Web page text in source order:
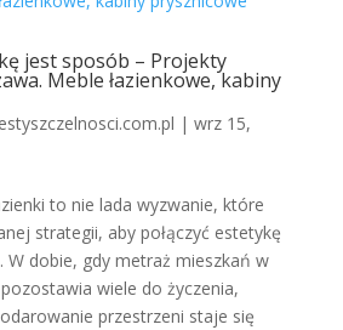
jest sposób – Projekty
Meble łazienkowe, kabiny
| wrz 15,
to nie lada wyzwanie, które
strategii, aby połączyć estetykę
W dobie, gdy metraż mieszkań w
wiele do życzenia,
przestrzeni staje się